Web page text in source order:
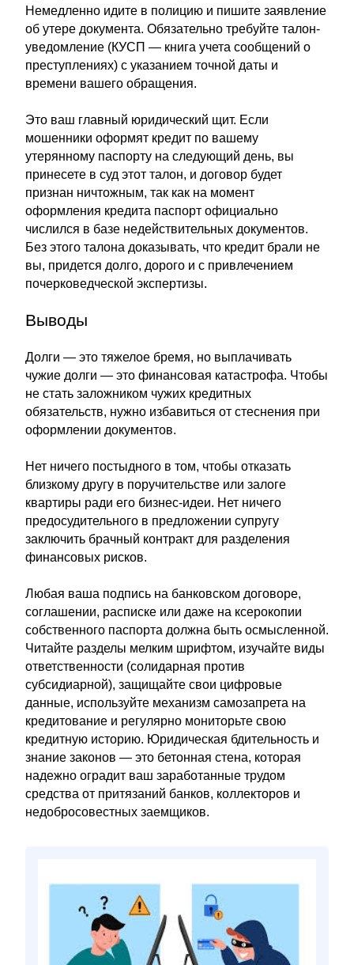
Немедленно идите в полицию и пишите заявление
об утере документа. Обязательно требуйте талон-
уведомление (КУСП — книга учета сообщений о
преступлениях) с указанием точной даты и
времени вашего обращения.
Это ваш главный юридический щит. Если
мошенники оформят кредит по вашему
утерянному паспорту на следующий день, вы
принесете в суд этот талон, и договор будет
признан ничтожным, так как на момент
оформления кредита паспорт официально
числился в базе недействительных документов.
Без этого талона доказывать, что кредит брали не
вы, придется долго, дорого и с привлечением
почерковедческой экспертизы.
Выводы
Долги — это тяжелое бремя, но выплачивать
чужие долги — это финансовая катастрофа. Чтобы
не стать заложником чужих кредитных
обязательств, нужно избавиться от стеснения при
оформлении документов.
Нет ничего постыдного в том, чтобы отказать
близкому другу в поручительстве или залоге
квартиры ради его бизнес-идеи. Нет ничего
предосудительного в предложении супругу
заключить брачный контракт для разделения
финансовых рисков.
Любая ваша подпись на банковском договоре,
соглашении, расписке или даже на ксерокопии
собственного паспорта должна быть осмысленной.
Читайте разделы мелким шрифтом, изучайте виды
ответственности (солидарная против
субсидиарной), защищайте свои цифровые
данные, используйте механизм самозапрета на
кредитование и регулярно мониторьте свою
кредитную историю. Юридическая бдительность и
знание законов — это бетонная стена, которая
надежно оградит ваш заработанные трудом
средства от притязаний банков, коллекторов и
недобросовестных заемщиков.